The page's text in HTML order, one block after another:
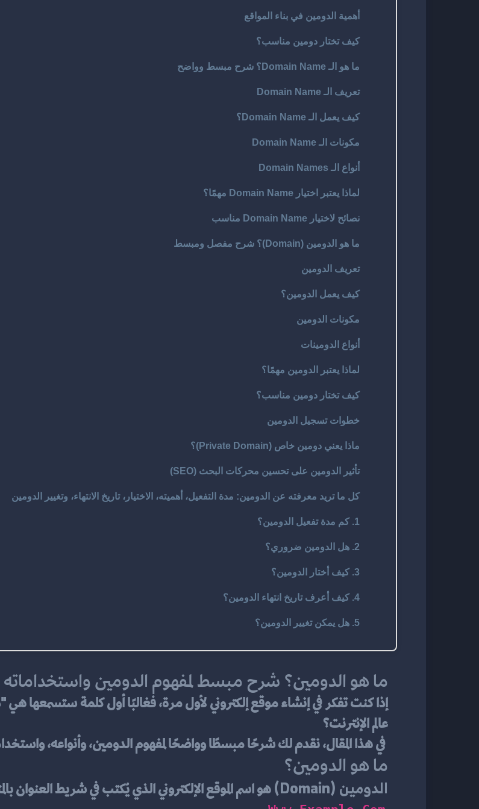
أهمية الدومين في بناء المواقع
كيف تختار دومين مناسب؟
ما هو الـ Domain Name؟ شرح مبسط وواضح
تعريف الـ Domain Name
كيف يعمل الـ Domain Name؟
مكونات الـ Domain Name
أنواع الـ Domain Names
لماذا يعتبر اختيار Domain Name مهمًا؟
نصائح لاختيار Domain Name مناسب
ما هو الدومين (Domain)؟ شرح مفصل ومبسط
تعريف الدومين
كيف يعمل الدومين؟
مكونات الدومين
أنواع الدومينات
لماذا يعتبر الدومين مهمًا؟
كيف تختار دومين مناسب؟
خطوات تسجيل الدومين
ماذا يعني دومين خاص (Private Domain)؟
تأثير الدومين على تحسين محركات البحث (SEO)
كل ما تريد معرفته عن الدومين: مدة التفعيل، أهميته، الاختيار، تاريخ الانتهاء، وتغيير الدومين
1. كم مدة تفعيل الدومين؟
2. هل الدومين ضروري؟
3. كيف أختار الدومين؟
4. كيف أعرف تاريخ انتهاء الدومين؟
5. هل يمكن تغيير الدومين؟
ما هو الدومين؟ شرح مبسط لمفهوم الدومين واستخداماته
عالم الإنترنت؟
ما هو الدومين؟
الدومين (Domain) هو اسم الموقع الإلكتروني الذي يُكتب في شريط العنوان